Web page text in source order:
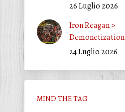
26 Luglio 2026
Iron Reagan >
Demonetization
24 Luglio 2026
MIND THE TAG